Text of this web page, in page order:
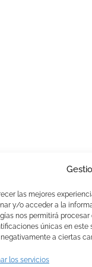
las mejores
y/o acceder a la
nos permitirá
únicas en
a ciertas
los servicios